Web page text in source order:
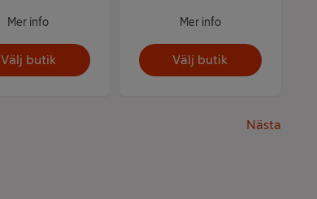
Mer info
Välj butik
Mer info
Välj butik
Nästa